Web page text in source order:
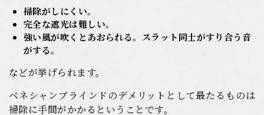
掃除がしにくい。
完全な遮光は難しい。
強い風が吹くとあおられる。スラット同士がすり合う音
がする。
などが挙げられます。
ベネシャンブラインドのデメリットとして最たるものは
掃除に手間がかかるということです。